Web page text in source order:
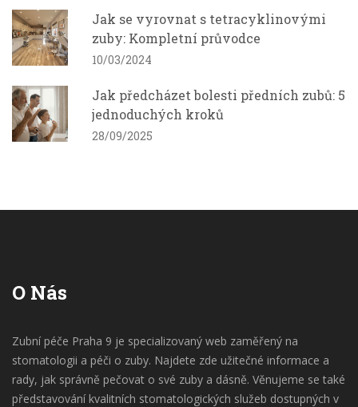
Jak se vyrovnat s tetracyklinovými
zuby: Kompletní průvodce
10/03/2024
Jak předcházet bolesti předních zubů: 5
jednoduchých kroků
28/09/2025
O Nás
Zubní péče Praha 9 je specializovaný web zaměřený na
stomatologii a péči o zuby. Najdete zde užitečné informace a
rady, jak správně pečovat o své zuby a dásně. Věnujeme se také
představování kvalitních stomatologických služeb dostupných v